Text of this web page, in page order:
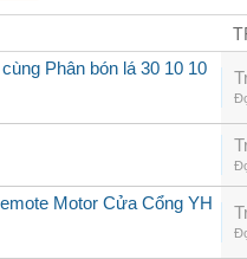
Phân bón lá 30 10 10
Motor Cửa Cổng YH